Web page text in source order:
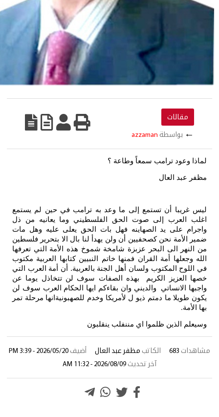
azzaman
سمعاً وطاعة ؟
تستمع إلى ما وعد به ترامب في حين لم يستمع
إلى صوت الحق الفلسطيني وما يعانيه من ذل
الصهاينه فهل بات الحق يعلى عليه وهل مات
كصحفيين أن ولن يهدأ لنا بال الا بتحرير فلسطين
البحر عزبزة شامخة شموخ هذه الأمة التي تعرفها
القران فمنها خاتم النبيين كتابها العربية مكتوب
ولسان أهل الجنة بالعربية. أن أمة العرب التي
الكريم بهذه الصفات سوف لن تتخاذل يوما عن
والديني وان بقاءكم ايها الحكام العرب سوف لن
دمتم ذيو ل لأمريكا وخدم للصهبونيةانها مرحلة تمر
ظلموا اي مننفلب ينقلبون
الكاتب مظفر عبد العال أضيف 2026/05/20 - 3:39 PM
2026/08/09 - 11:32 AM